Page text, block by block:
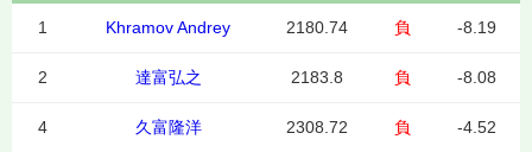
1 Khramov Andrey 2180.74 負 -8.19
2 達富弘之 2183.8 負 -8.08
4 久富隆洋 2308.72 負 -4.52